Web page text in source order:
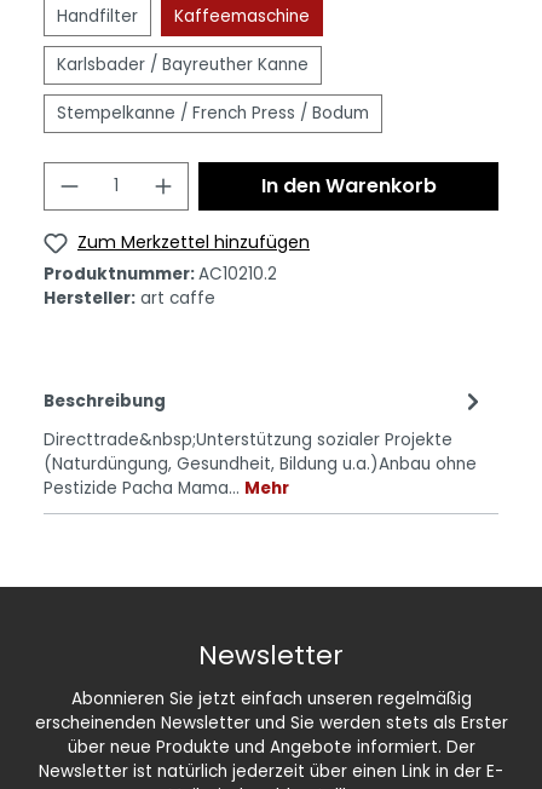
Handfilter Kaffeemaschine
Karlsbader / Bayreuther Kanne
Stempelkanne / French Press / Bodum
In den Warenkorb
Zum Merkzettel hinzufügen
Produktnummer:AC10210.2
Hersteller: art caffe
Beschreibung
Directtrade&nbsp;Unterstützung sozialer Projekte
(Naturdüngung, Gesundheit, Bildung u.a.)Anbau ohne
Pestizide Pacha Mama… Mehr
Newsletter
Abonnieren Sie jetzt einfach unseren regelmäßig
erscheinenden Newsletter und Sie werden stets als Erster
über neue Produkte und Angebote informiert. Der
Newsletter ist natürlich jederzeit über einen Link in der E-